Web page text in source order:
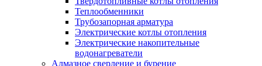
Теплообменники
Трубозапорная арматура
Электрические котлы отопления
Электрические накопительные
водонагреватели
Алмазное сверление и бурение